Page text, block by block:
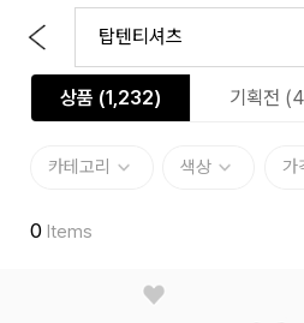
상품 (1,232) 기획전
카테고리 색상 가
0 Items